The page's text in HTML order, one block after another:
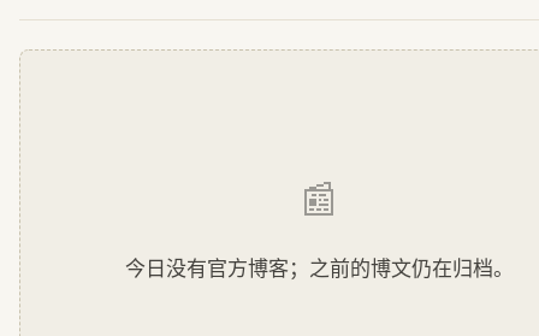
📰
今日没有官方博客；之前的博文仍在归档。